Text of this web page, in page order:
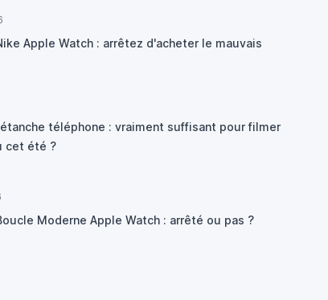
Apple Watch : arrêtez d'acheter le mauvais
téléphone : vraiment suffisant pour filmer
cet été ?
Moderne Apple Watch : arrêté ou pas ?